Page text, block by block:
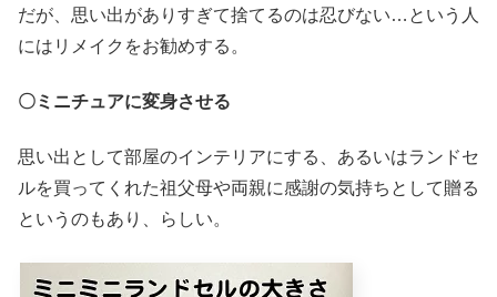
だが、思い出がありすぎて捨てるのは忍びない…という人
にはリメイクをお勧めする。
〇ミニチュアに変身させる
思い出として部屋のインテリアにする、あるいはランドセ
ルを買ってくれた祖父母や両親に感謝の気持ちとして贈る
というのもあり、らしい。